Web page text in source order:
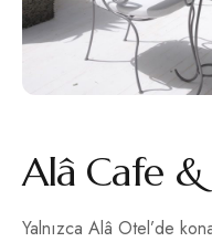
Alâ Cafe
Yalnızca Alâ Otel’de